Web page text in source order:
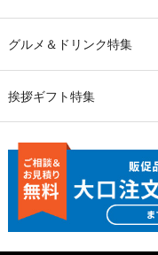
グルメ＆ドリンク特集
挨拶ギフト特集